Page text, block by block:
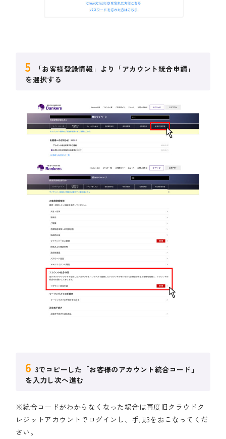
5
「お客様登録情報」より「アカウント統合申請」
を選択する
6 3でコピーした「お客様のアカウント統合コード」
を入力し次へ進む
※統合コードがわからなくなった場合は再度旧クラウドク
レジットアカウントでログインし、手順3をおこなってくだ
さい。